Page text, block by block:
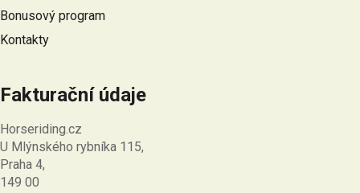
Bonusový program
Kontakty
Fakturační údaje
Horseriding.cz
U Mlýnského rybníka 115,
Praha 4,
149 00